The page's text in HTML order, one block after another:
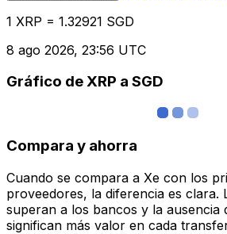
1 XRP = 1.32921 SGD
8 ago 2026, 23:56 UTC
Gráfico de XRP a SGD
Compara y ahorra
Cuando se compara a Xe con los
proveedores, la diferencia es clara.
superan a los bancos y la ausencia
significan más valor en cada